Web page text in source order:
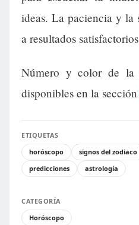
ideas. La paciencia y la
a resultados
Número y color de la
disponibles en la sección
ETIQUETAS
horóscopo
signos del zodiaco
predicciones
astrología
CATEGORÍA
Horóscopo